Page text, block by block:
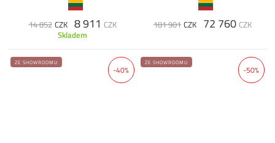
14 852 CZK 8 911 CZK
Skladem
181 901 CZK 72 760 CZK
-40%
ZE SHOWROOMU
-50%
ZE SHOWROOMU